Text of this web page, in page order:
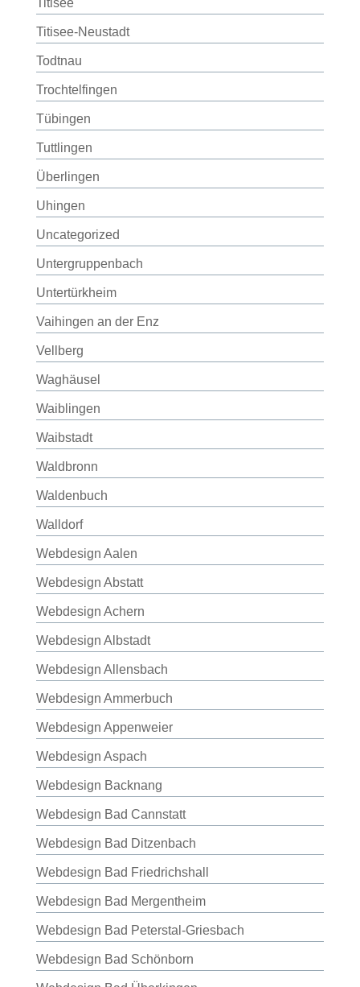
Titisee
Titisee-Neustadt
Todtnau
Trochtelfingen
Tübingen
Tuttlingen
Überlingen
Uhingen
Uncategorized
Untergruppenbach
Untertürkheim
Vaihingen an der Enz
Vellberg
Waghäusel
Waiblingen
Waibstadt
Waldbronn
Waldenbuch
Walldorf
Webdesign Aalen
Webdesign Abstatt
Webdesign Achern
Webdesign Albstadt
Webdesign Allensbach
Webdesign Ammerbuch
Webdesign Appenweier
Webdesign Aspach
Webdesign Backnang
Webdesign Bad Cannstatt
Webdesign Bad Ditzenbach
Webdesign Bad Friedrichshall
Webdesign Bad Mergentheim
Webdesign Bad Peterstal-Griesbach
Webdesign Bad Schönborn